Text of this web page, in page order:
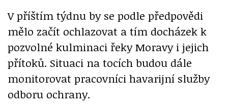
V příštím týdnu by se podle předpovědi
mělo začít ochlazovat a tím docházek k
pozvolné kulminaci řeky Moravy i jejich
přítoků. Situaci na tocích budou dále
monitorovat pracovníci havarijní služby
odboru ochrany.